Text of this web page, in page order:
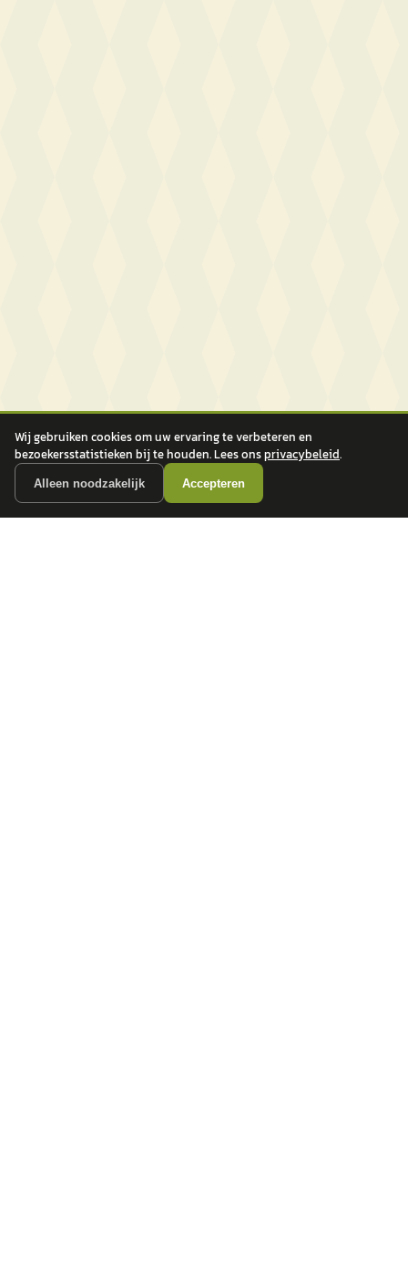
Wij gebruiken cookies om uw ervaring te verbeteren en
bezoekersstatistieken bij te houden. Lees onsprivacybeleid.
Alleen noodzakelijk Accepteren